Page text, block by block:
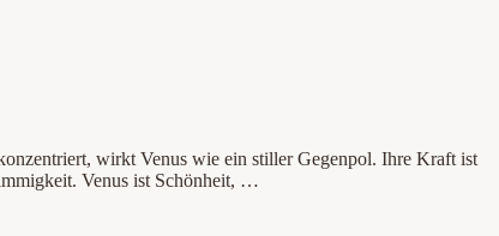
wirkt Venus wie ein stiller Gegenpol. Ihre Kraft ist
Venus ist Schönheit, …